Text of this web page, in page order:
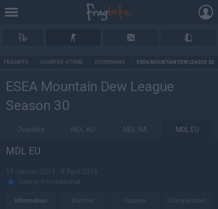
FRAGBITE COUNTER-STRIKE EVENEMANG ESEA MOUNTAIN DEW LEAGUE
ESEA Mountain Dew League
Season 30
Överblick MDL AU MDL NA MDL EU
MDL EU
14 Januari 2019 - 8 April 2019
Online, International
Information Matcher Grupper Slutspelsträd